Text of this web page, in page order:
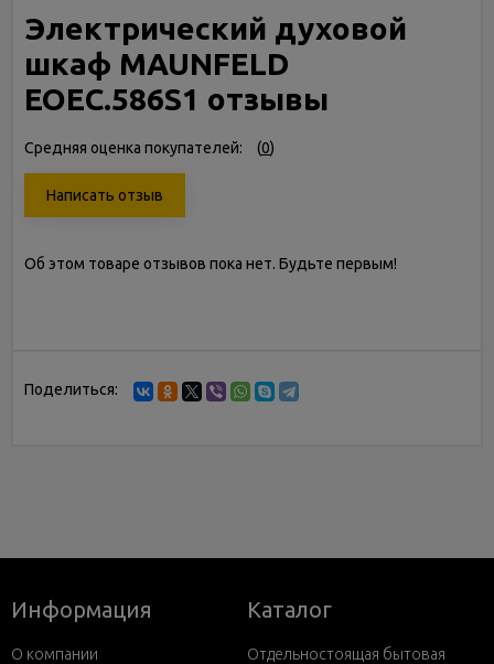
Электрический духовой
шкаф MAUNFELD
EOEС.586S1 отзывы
Средняя оценка покупателей: (0)
Написать отзыв
Об этом товаре отзывов пока нет. Будьте первым!
Поделиться:
Информация
О компании
Каталог
Отдельностоящая бытовая